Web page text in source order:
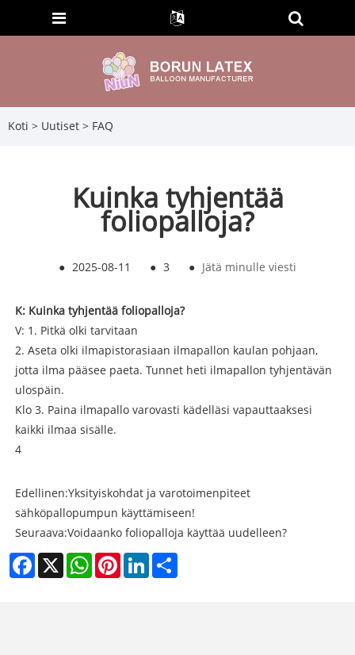
Koti > Uutiset > FAQ
Kuinka tyhjentää
foliopalloja?
● 2025-08-11 ● 3 ● Jätä minulle viesti
K: Kuinka tyhjentää foliopalloja?
V: 1. Pitkä olki tarvitaan
2. Aseta olki ilmapistorasiaan ilmapallon kaulan pohjaan,
jotta ilma pääsee paeta. Tunnet heti ilmapallon tyhjentävän
ulospäin.
Klo 3. Paina ilmapallo varovasti kädelläsi vapauttaaksesi
kaikki ilmaa sisälle.
4
Edellinen:Yksityiskohdat ja varotoimenpiteet
sähköpallopumpun käyttämiseen!
Seuraava:Voidaanko foliopalloja käyttää uudelleen?
Facebook
X WhatsAppPinterestLinkedIn